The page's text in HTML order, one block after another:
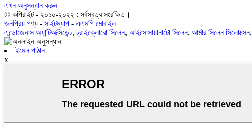
এখন অনুসন্ধান করুন
© কপিরাইট - ২০১০-২০২২ : সর্বস্বত্ব সংরক্ষিত।
জনপ্রিয় পণ্য - সাইটম্যাপ - এএমপি মোবাইল
এন্ডোজেনাস অ্যান্টিঅক্সিডেন্ট,ট্রাইক্লোরো সিলেন, আইসোসায়ানাটো সিলেন, আর্মার সিলেন সিলোক্সেন,
ইমেল পাঠান
x